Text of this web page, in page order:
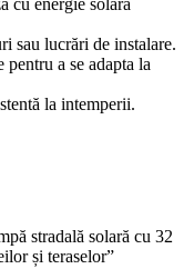
sau lucrări de instalare.
a se adapta la
la intemperii.
stradală solară cu 32
și teraselor”